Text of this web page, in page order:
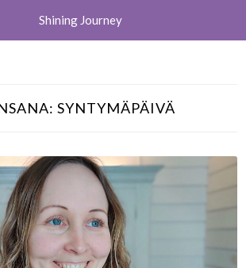
Shining Journey
SYNTYMÄPÄIVÄ